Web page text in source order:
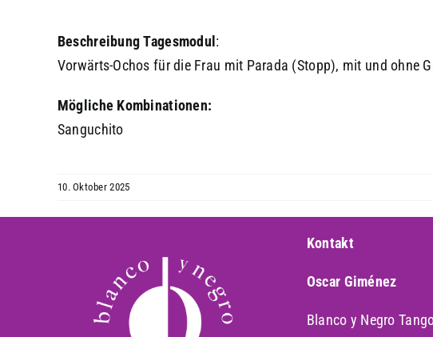
Beschreibung Tagesmodul :
Vorwärts-Ochos für die Frau mit Parada (Stopp), mit und ohne
Mögliche Kombinationen:
Sanguchito
10. Oktober 2025
Kontakt
Oscar Giménez
Blanco y Negro